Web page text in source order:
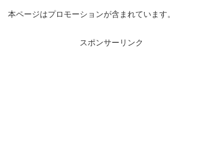
本ページはプロモーションが含まれています。
スポンサーリンク